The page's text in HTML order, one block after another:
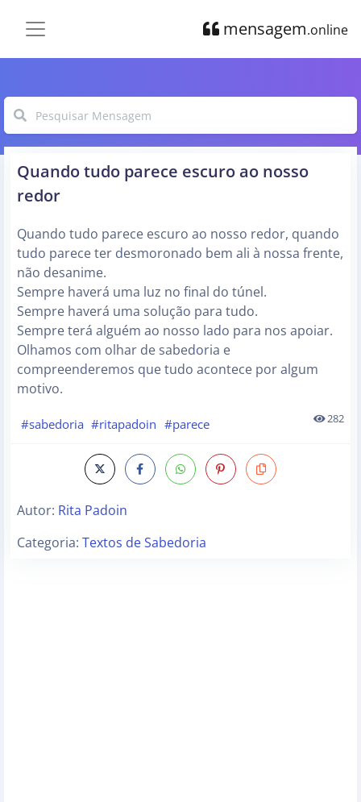
mensagem.online
Quando tudo parece escuro ao nosso
redor
Quando tudo parece escuro ao nosso redor, quando
tudo parece ter desmoronado bem ali à nossa frente,
não desanime.
Sempre haverá uma luz no final do túnel.
Sempre haverá uma solução para tudo.
Sempre terá alguém ao nosso lado para nos apoiar.
Olhamos com olhar de sabedoria e
compreenderemos que tudo acontece por algum
motivo.
#sabedoria #ritapadoin #parece 282
Autor: Rita Padoin
Categoria: Textos de Sabedoria